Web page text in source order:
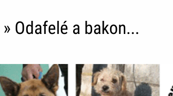
» Odafelé a bakon...